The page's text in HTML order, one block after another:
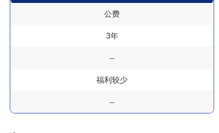
公费
3年
--
福利较少
--